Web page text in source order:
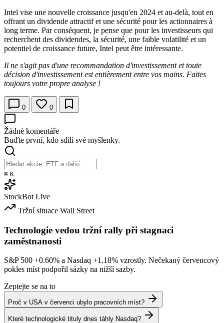
Intel vise une nouvelle croissance jusqu'en 2024 et au-delà, tout en
offrant un dividende attractif et une sécurité pour les actionnaires à
long terme. Par conséquent, je pense que pour les investisseurs qui
recherchent des dividendes, la sécurité, une faible volatilité et un
potentiel de croissance future, Intel peut être intéressante.
Il ne s'agit pas d'une recommandation d'investissement et toute
décision d'investissement est entièrement entre vos mains. Faites
toujours votre propre analyse !
0 0
Žádné komentáře
Buďte první, kdo sdílí své myšlenky.
⌘ K
StockBot Live
Tržní situace Wall Street
Technologie vedou tržní rally při stagnaci
zaměstnanosti
S&P 500 +0.60% a Nasdaq +1.18% vzrostly. Nečekaný červencový
pokles míst podpořil sázky na nižší sazby.
Zeptejte se na to
Proč v USA v červenci ubylo pracovních míst?
Které technologické tituly dnes táhly Nasdaq?